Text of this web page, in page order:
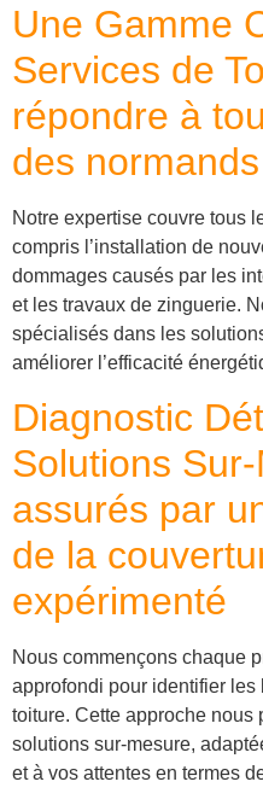
Une Gamme
Services de
répondre à
des normands
Notre expertise couvre tous
compris l’installation de
dommages causés par les
et les travaux de zinguerie.
spécialisés dans les
améliorer l’efficacité
Diagnostic
Solutions
assurés par
de la
expérimenté
Nous commençons chaque
approfondi pour identifier
toiture. Cette approche nous
solutions sur-mesure,
et à vos attentes en termes